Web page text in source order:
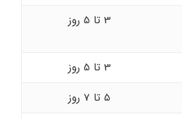
3 تا 5 روز
3 تا 5 روز
5 تا 7 روز